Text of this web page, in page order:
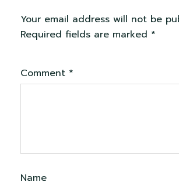
Your email address will not be
Required fields are marked *
Comment *
Name